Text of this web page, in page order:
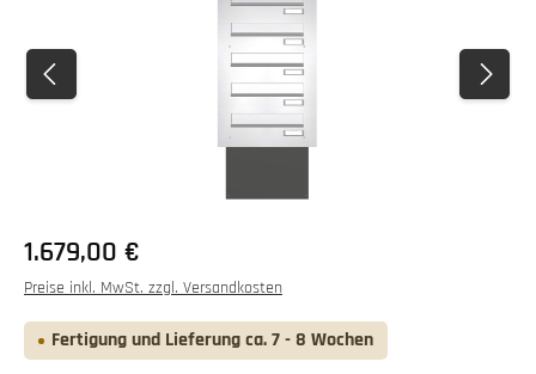
Regulärer Preis:
1.679,00 €
Preise inkl. MwSt. zzgl. Versandkosten
Fertigung und Lieferung ca. 7 - 8 Wochen